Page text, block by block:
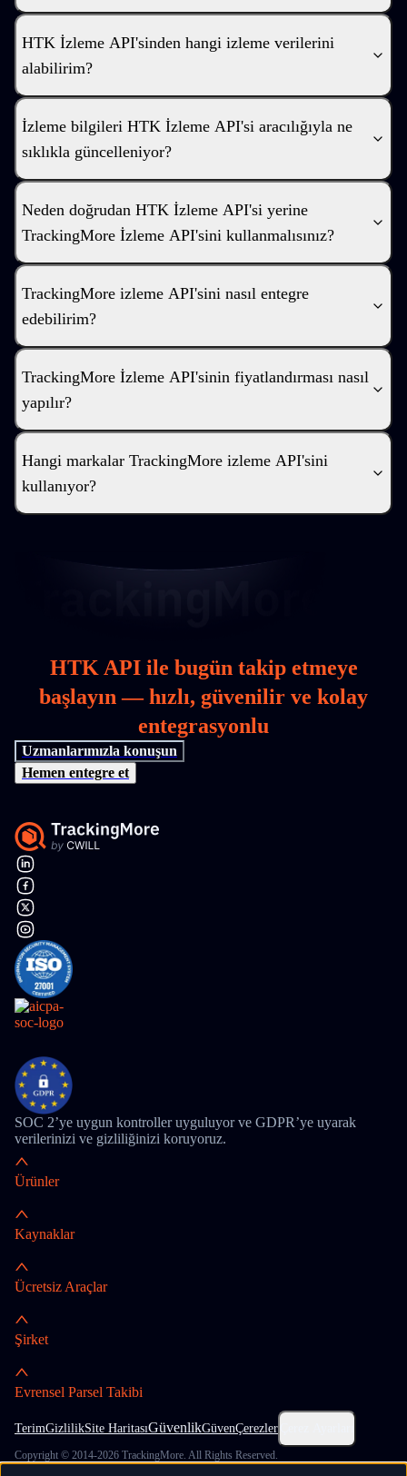
HTK İzleme API'sinden hangi izleme verilerini
alabilirim?
İzleme bilgileri HTK İzleme API'si aracılığıyla ne
sıklıkla güncelleniyor?
Neden doğrudan HTK İzleme API'si yerine
TrackingMore İzleme API'sini kullanmalısınız?
TrackingMore izleme API'sini nasıl entegre
edebilirim?
TrackingMore İzleme API'sinin fiyatlandırması nasıl
yapılır?
Hangi markalar TrackingMore izleme API'sini
kullanıyor?
HTK API ile bugün takip etmeye
başlayın — hızlı, güvenilir ve kolay
entegrasyonlu
Uzmanlarımızla konuşun
Hemen entegre et
SOC 2’ye uygun kontroller uyguluyor ve GDPR’ye uyarak
verilerinizi ve gizliliğinizi koruyoruz.
Ürünler
Kaynaklar
Ücretsiz Araçlar
Şirket
Evrensel Parsel Takibi
TerimGizlilikSite HaritasıGüvenlikGüvenÇerezler
Copyright © 2014-2026 TrackingMore. All Rights Reserved.